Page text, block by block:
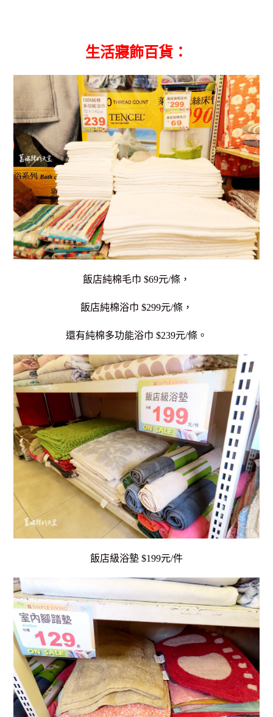
生活寢飾百貨：
飯店純棉毛巾 $69元/條 ，
飯店純棉浴巾 $299元/條 ，
還有純棉多功能浴巾 $239元/條。
飯店級浴墊 $199元/件